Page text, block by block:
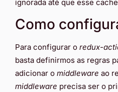
ignorada até que esse
Como
Para configurar o redux-
basta definirmos as regras
adicionar o middleware ao
middleware precisa ser o